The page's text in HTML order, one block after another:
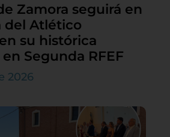
Zamora seguirá en
del Atlético
su histórica
Segunda RFEF
2026